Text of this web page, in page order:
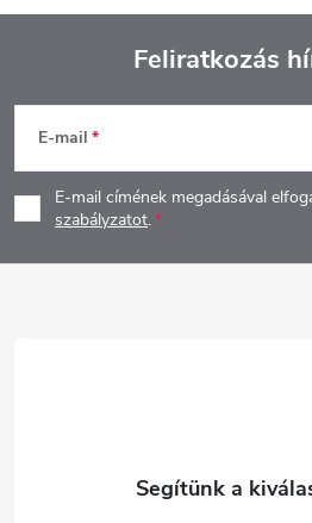
L
á
b
Feliratkozás
E-mail
E-mail címének megadásával
szabályzatot.